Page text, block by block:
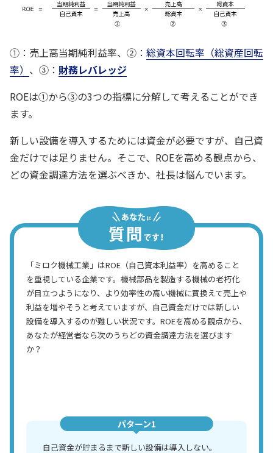
①：売上高当期純利益率、②： 総資本回転率（総資産回転
率） 、③： 財務レバレッジ
ROEは①から③の3つの指標に分解して考えることができ
ます。
新しい設備を導入するためには資金が必要ですが、自己資
金だけでは足りません。そこで、ROEを高める観点から、
どの資金調達方法を選ぶべきか、社長は悩んでいます。
「ミロク機械工業」はROE（自己資本利益率）を高めること
を重視している企業です。機械部品を製造する機械の老朽化
が目立つようになり、より効率性の高い機械に買換えて売上や
利益を増やそうと考えていますが、自己資金だけでは新しい
設備を導入するのが難しい状況です。ROEを高める観点から、
あなたが経営者なら次のうちどの資金調達方法を選びます
か？
パターン1
自己資金が貯まるまで新しい設備は導入しない。